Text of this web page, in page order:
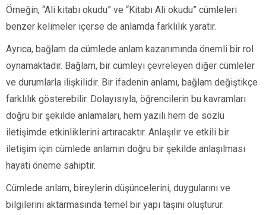
Örneğin, “Ali kitabı okudu” ve “Kitabı Ali okudu” cümleleri
benzer kelimeler içerse de anlamda farklılık yaratır.
Ayrıca, bağlam da cümlede anlam kazanımında önemli bir rol
oynamaktadır. Bağlam, bir cümleyi çevreleyen diğer cümleler
ve durumlarla ilişkilidir. Bir ifadenin anlamı, bağlam değiştikçe
farklılık gösterebilir. Dolayısıyla, öğrencilerin bu kavramları
doğru bir şekilde anlamaları, hem yazılı hem de sözlü
iletişimde etkinliklerini artıracaktır. Anlaşılır ve etkili bir
iletişim için cümlede anlamın doğru bir şekilde anlaşılması
hayati öneme sahiptir.
Cümlede anlam, bireylerin düşüncelerini, duygularını ve
bilgilerini aktarmasında temel bir yapı taşını oluşturur.